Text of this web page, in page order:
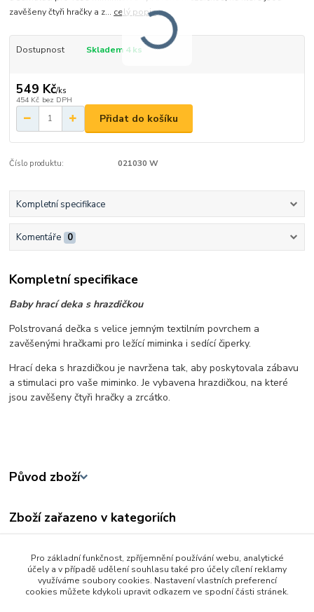
zavěšeny čtyři hračky a z... celý popis
Dostupnost Skladem 4 ks
549 Kč/ks
454 Kč bez DPH
Přidat do košíku
Číslo produktu: 021030 W
Kompletní specifikace
Komentáře 0
Kompletní specifikace
Baby hrací deka s hrazdičkou
Polstrovaná dečka s velice jemným textilním povrchem a
zavěšenými hračkami pro ležící miminka i sedící čiperky.
Hrací deka s hrazdičkou je navržena tak, aby poskytovala zábavu
a stimulaci pro vaše miminko. Je vybavena hrazdičkou, na které
jsou zavěšeny čtyři hračky a zrcátko.
Původ zboží
Zboží zařazeno v kategoriích
CHrastítka a kousátka
Hrazdičky a kolotoče
Pro základní funkčnost, zpříjemnění používání webu, analytické
účely a v případě udělení souhlasu také pro účely cílení reklamy
využíváme soubory cookies. Nastavení vlastních preferencí
cookies můžete kdykoli upravit odkazem ve spodní části stránek.